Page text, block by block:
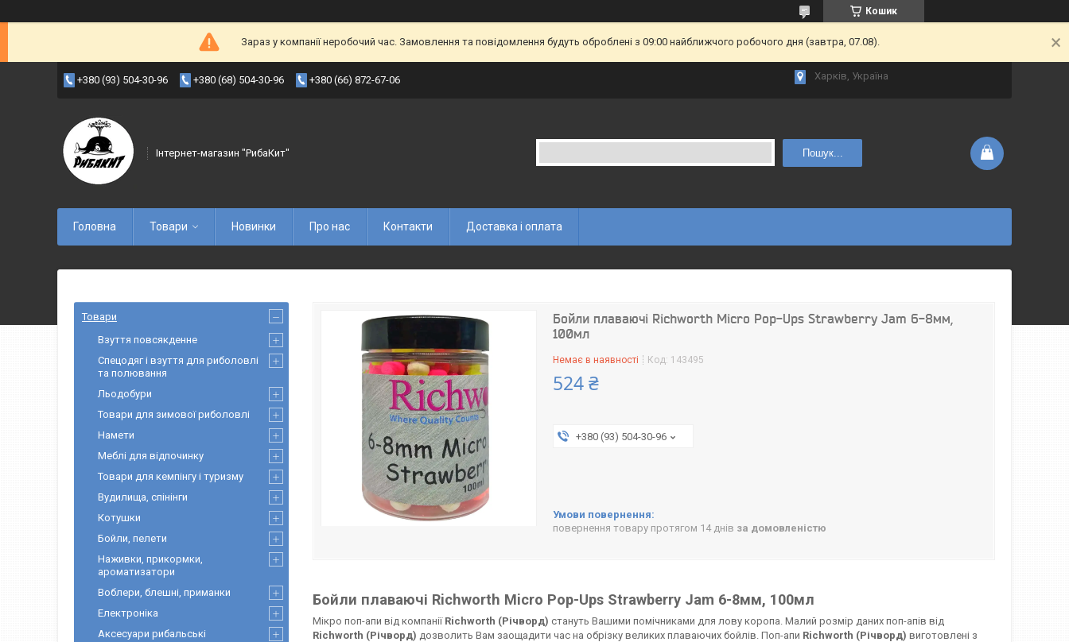
Кошик
Зараз у компанії неробочий час. Замовлення та повідомлення будуть оброблені з 09:00 найближчого робочого дня (завтра, 07.08).
+380 (93) 504-30-96 +380 (68) 504-30-96 +380 (66) 872-67-06 Харків, Україна
Інтернет-магазин "РибаКит" Пошук...
Головна Товари Новинки Про нас Контакти Доставка і оплата
Бойли плаваючі Richworth Micro Pop-Ups Strawberry Jam 6-8мм,
100мл
Немає в наявності Код: 143495
524 ₴
+380 (93) 504-30-96
повернення товару протягом 14 днів за домовленістю
Бойли плаваючі Richworth Micro Pop-Ups Strawberry Jam 6-8мм, 100мл
Мікро поп-апи від компанії Richworth (Річворд) стануть Вашими помічниками для лову коропа. Малий розмір даних поп-апів від
Richworth (Річворд) дозволить Вам заощадити час на обрізку великих плаваючих бойлів. Поп-апи Richworth (Річворд) виготовлені з
Товари
Взуття повсякденне
Спецодяг і взуття для риболовлі
та полювання
Льодобури
Товари для зимової риболовлі
Намети
Меблі для відпочинку
Товари для кемпінгу і туризму
Вудилища, спінінги
Котушки
Бойли, пелети
Наживки, прикормки,
ароматизатори
Воблери, блешні, приманки
Електроніка
Аксесуари рибальські